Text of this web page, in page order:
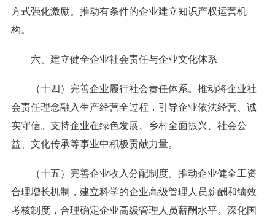
方式强化激励。推动有条件的企业建立知识产权运营机
构。
六、建立健全企业社会责任与企业文化体系
（十四）完善企业履行社会责任体系。推动将企业社
会责任理念融入生产经营全过程，引导企业依法经营、诚
实守信。支持企业在绿色发展、乡村全面振兴、社会公
益、文化传承等事业中积极贡献力量。
（十五）完善企业收入分配制度。推动企业健全工资
合理增长机制，建立科学的企业高级管理人员薪酬和绩效
考核制度，合理确定企业高级管理人员薪酬水平。深化国